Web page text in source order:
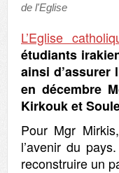
de l'Eglise
L’Eglise
étudiants
ainsi d’assurer
en décembre
Kirkouk et
Pour Mgr
l’avenir du
reconstruire un